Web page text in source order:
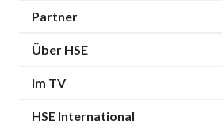
Partner
Über HSE
Im TV
HSE International